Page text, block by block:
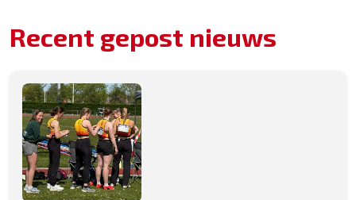
Recent gepost nieuws